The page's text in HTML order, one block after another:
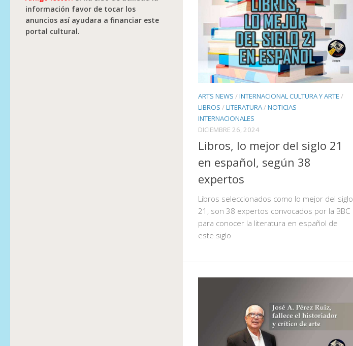
ARTS NEWS /INTERNACIONAL CULTURA Y ARTE /
LIBROS /LITERATURA/NOTICIAS
INTERNACIONALES
DICIEMBRE 26, 2024
Libros, lo mejor del siglo 21
en español, según 38
expertos
Libros seleccionados como lo mejor del siglo
21, son 38 expertos convocados por la BBC
para conocer la literatura en español de
este siglo
información favor de tocar los
anuncios así ayudara a financiar este
portal cultural.